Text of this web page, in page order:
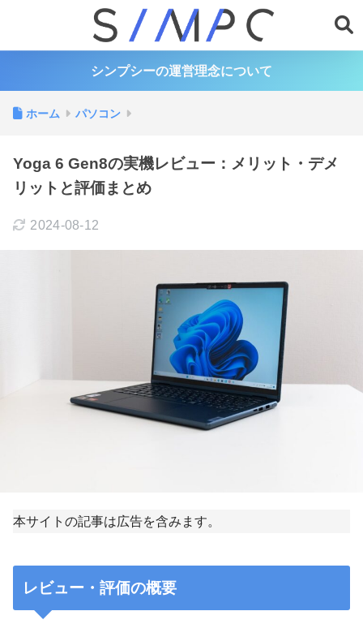
シンプシーの運営理念について
ホーム パソコン
Yoga 6 Gen8の実機レビュー：メリット・デメ
リットと評価まとめ
2024-08-12
本サイトの記事は広告を含みます。
レビュー・評価の概要